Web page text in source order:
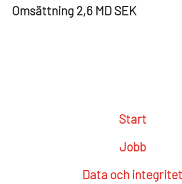
Omsättning 2,6 MD SEK
Start
Jobb
Data och integritet